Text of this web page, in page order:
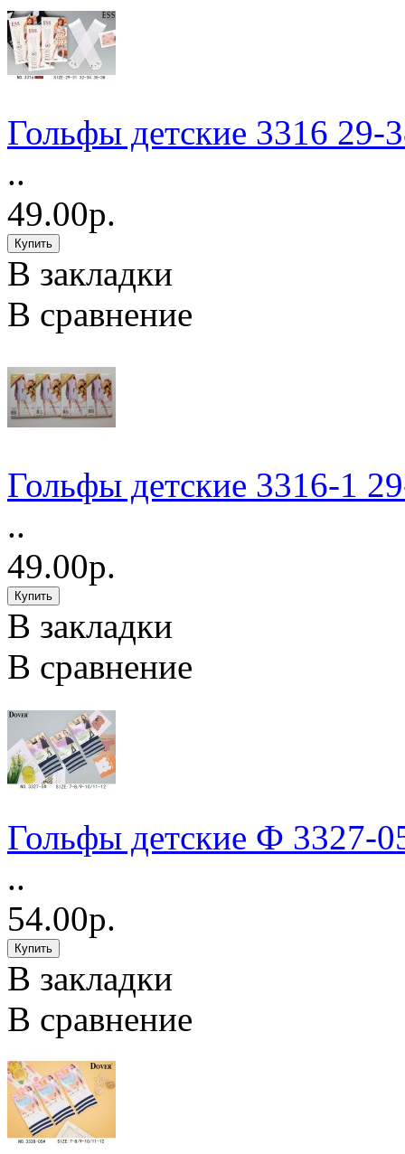
Гольфы детские 3316 29-
..
49.00р.
В закладки
В сравнение
Гольфы детские 3316-1
..
49.00р.
В закладки
В сравнение
Гольфы детские Ф 3327-
..
54.00р.
В закладки
В сравнение